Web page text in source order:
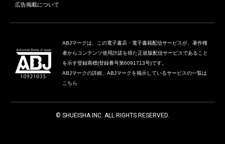
広告掲載について
ABJマークは、この電子書店・電子書籍配信サービスが、著作権
者からコンテンツ使用許諾を得た正規版配信サービスであること
を示す登録商標(登録番号第6091713号)です。
ABJマークの詳細、ABJマークを掲示しているサービスの一覧は
こちら
© SHUEISHA INC. ALL RIGHTS RESERVED.